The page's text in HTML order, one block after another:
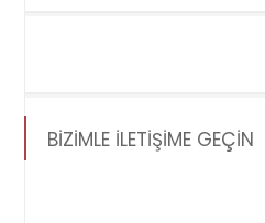
BİZİMLE İLETİŞİME GEÇİN